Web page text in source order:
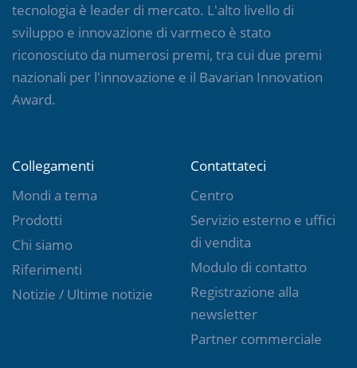
tecnologia è leader di mercato. L'alto livello di
sviluppo e innovazione di varmeco è stato
riconosciuto da numerosi premi, tra cui due premi
nazionali per l'innovazione e il Bavarian Innovation
Award.
Collegamenti
Mondi a tema
Prodotti
Chi siamo
Riferimenti
Notizie / Ultime notizie
Contattateci
Centro
Servizio esterno e uffici
di vendita
Modulo di contatto
Registrazione alla
newsletter
Partner commerciale